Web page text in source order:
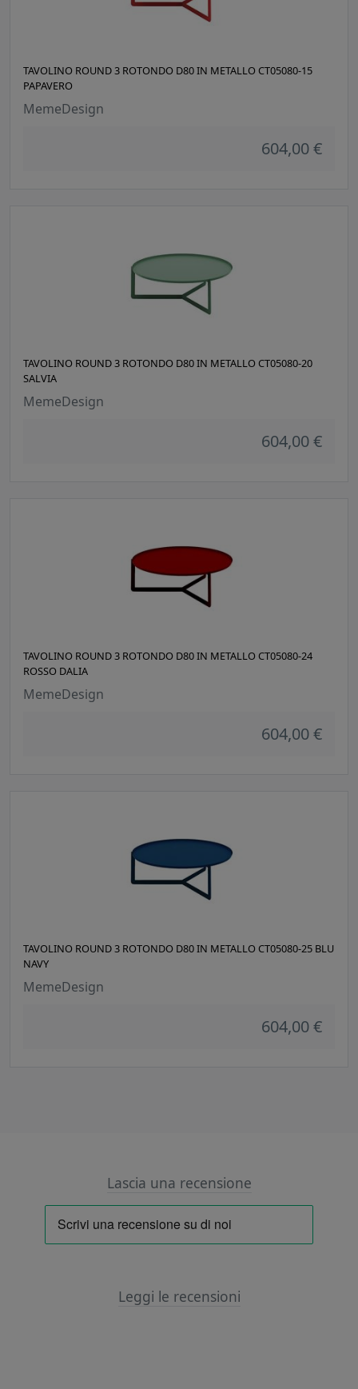
TAVOLINO ROUND 3 ROTONDO D80 IN METALLO CT05080-15
PAPAVERO
MemeDesign
604,00 €
TAVOLINO ROUND 3 ROTONDO D80 IN METALLO CT05080-20
SALVIA
MemeDesign
604,00 €
TAVOLINO ROUND 3 ROTONDO D80 IN METALLO CT05080-24
ROSSO DALIA
MemeDesign
604,00 €
TAVOLINO ROUND 3 ROTONDO D80 IN METALLO CT05080-25 BLU
NAVY
MemeDesign
604,00 €
Lascia una recensione
Leggi le recensioni